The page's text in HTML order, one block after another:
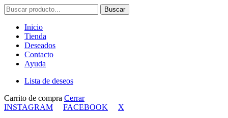
Buscar
por:
Buscar
Inicio
Tienda
Deseados
Contacto
Ayuda
Lista de deseos
Carrito de compra Cerrar
INSTAGRAM
FACEBOOK X